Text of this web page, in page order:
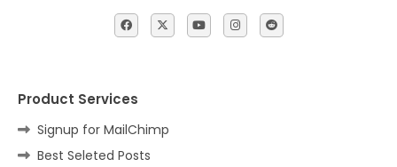
Product Services
Signup for MailChimp
Best Seleted Posts